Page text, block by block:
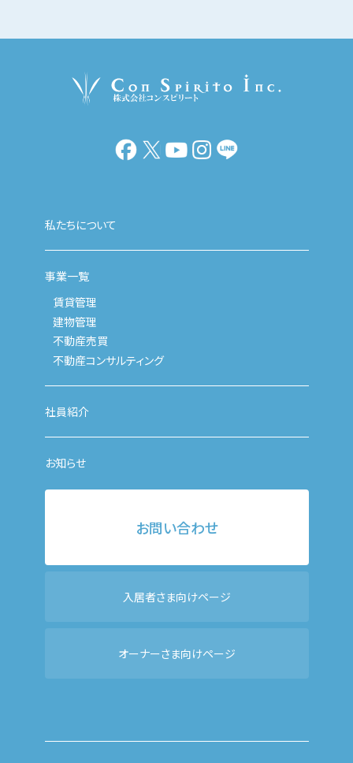
私たちについて
事業一覧
賃貸管理
建物管理
不動産売買
不動産コンサルティング
社員紹介
お知らせ
お問い合わせ
入居者さま向けページ
オーナーさま向けページ